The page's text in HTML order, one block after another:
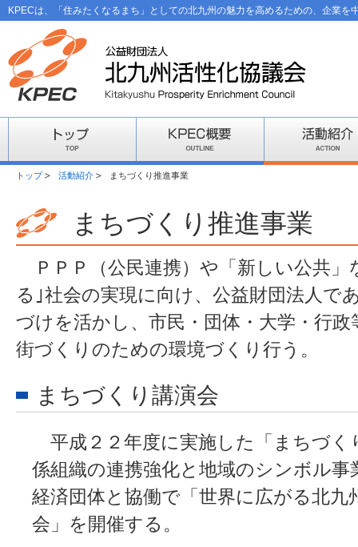
KPECは、「住みたくなるまち」としての北九州の魅力を高めるための、企業を
トップ 活動紹介 まちづくり推進事業
まちづくり推進事業
ＰＰＰ（公民連携）や「新しい公共」
る｣社会の実現に向け、公益財団法人で
づけを活かし、市民・団体・大学・行
街づくりのための環境づくり行う。
まちづくり講演会
平成２２年度に実施した「まちづく
係組織の連携強化と地域のシンボル
経済団体と協働で「世界に広がる北九
会」を開催する。